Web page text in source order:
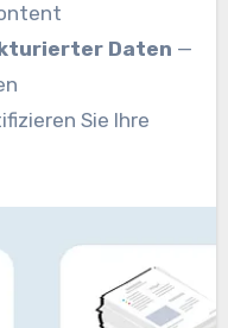
Daten —
Sie Ihre